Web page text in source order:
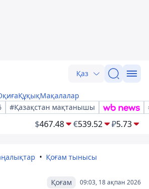
Қаз
ҚұқықМақалалар
#Қазақстан мақтанышы
$467.48 €539.52 ₽5.73
Қоғам тынысы
09:03, 18 ақпан 2026
Қоғам